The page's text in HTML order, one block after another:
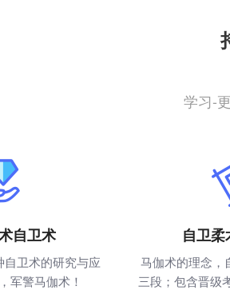
学习-
自卫术
卫术的研究与应
军警马伽术！
自卫
马伽术的理念，
三段；包含晋级